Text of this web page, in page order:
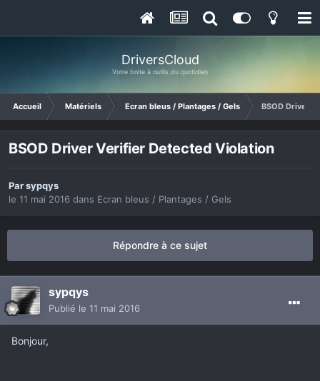
DriversCloud
Votre boite à outils du quotidien
Accueil Matériels Ecran bleus / Plantages / Gels BSOD Driver
BSOD Driver Verifier Detected Violation
Parsypqys
le 11 mai 2016 dans Ecran bleus / Plantages / Gels
Répondre à ce sujet
sypqys
Publié le 11 mai 2016
Bonjour,